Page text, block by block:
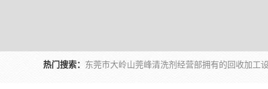
热门搜索：